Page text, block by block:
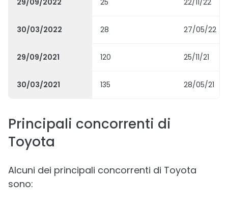
29/09/2022 25 22/11/22
30/03/2022 28 27/05/22
29/09/2021 120 25/11/21
30/03/2021 135 28/05/21
Principali concorrenti di
Toyota
Alcuni dei principali concorrenti di Toyota
sono: